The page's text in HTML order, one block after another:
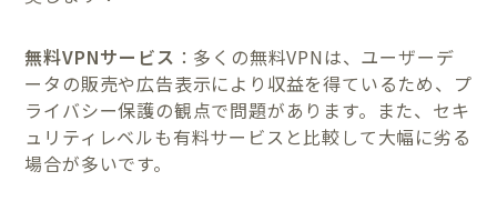
無料VPNサービス ：多くの無料VPNは、ユーザーデ
ータの販売や広告表示により収益を得ているため、プ
ライバシー保護の観点で問題があります。また、セキ
ュリティレベルも有料サービスと比較して大幅に劣る
場合が多いです。